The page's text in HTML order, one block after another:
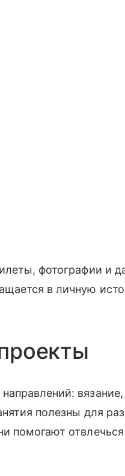
фотографии и
в личную
полезны для
помогают